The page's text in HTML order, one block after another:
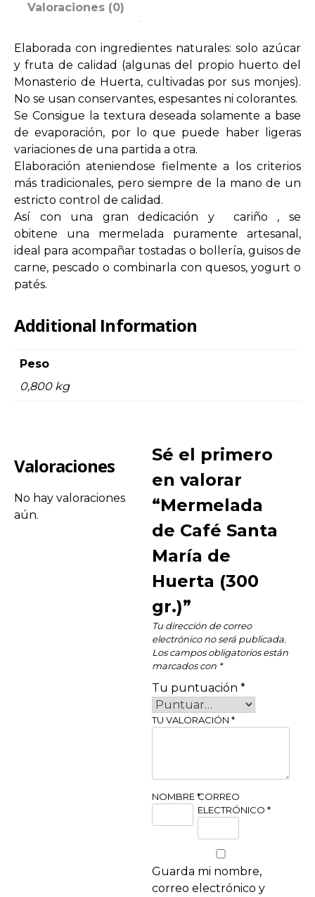
cantidad
Valoraciones (0)
Elaborada con ingredientes naturales: solo azúcar
y fruta de calidad (algunas del propio huerto del
Monasterio de Huerta, cultivadas por sus monjes).
No se usan conservantes, espesantes ni colorantes.
Se Consigue la textura deseada solamente a base
de evaporación, por lo que puede haber ligeras
variaciones de una partida a otra.
Elaboración ateniendose fielmente a los criterios
más tradicionales, pero siempre de la mano de un
estricto control de calidad.
Así con una gran dedicación y cariño , se
obitene una mermelada puramente artesanal,
ideal para acompañar tostadas o bollería, guisos de
carne, pescado o combinarla con quesos, yogurt o
patés.
Additional Information
Peso
0,800 kg
Valoraciones
No hay valoraciones
aún.
Sé el primero
en valorar
“Mermelada
de Café Santa
María de
Huerta (300
gr.)”
Tu dirección de correo
electrónico no será publicada.
Los campos obligatorios están
marcados con *
Tu puntuación *
TU VALORACIÓN *
NOMBRE*CORREO
ELECTRÓNICO *
Guarda mi nombre,
correo electrónico y